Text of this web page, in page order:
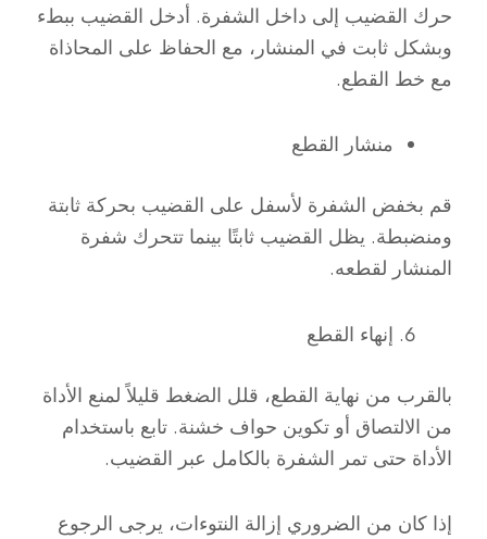
حرك القضيب إلى داخل الشفرة. أدخل القضيب ببطء
وبشكل ثابت في المنشار، مع الحفاظ على المحاذاة
مع خط القطع.
منشار القطع
قم بخفض الشفرة لأسفل على القضيب بحركة ثابتة
ومنضبطة. يظل القضيب ثابتًا بينما تتحرك شفرة
المنشار لقطعه.
إنهاء القطع
بالقرب من نهاية القطع، قلل الضغط قليلاً لمنع الأداة
من الالتصاق أو تكوين حواف خشنة. تابع باستخدام
الأداة حتى تمر الشفرة بالكامل عبر القضيب.
إذا كان من الضروري إزالة النتوءات، يرجى الرجوع